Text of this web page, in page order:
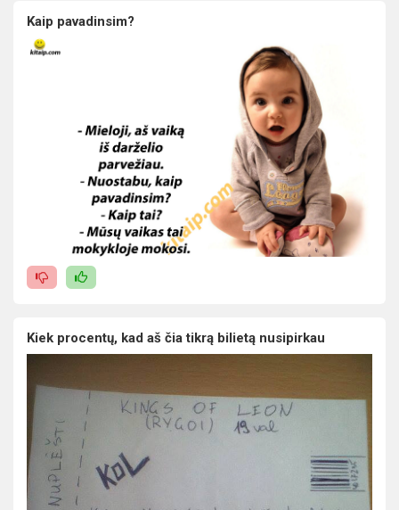
Kaip pavadinsim?
Kiek procentų, kad aš čia tikrą bilietą nusipirkau